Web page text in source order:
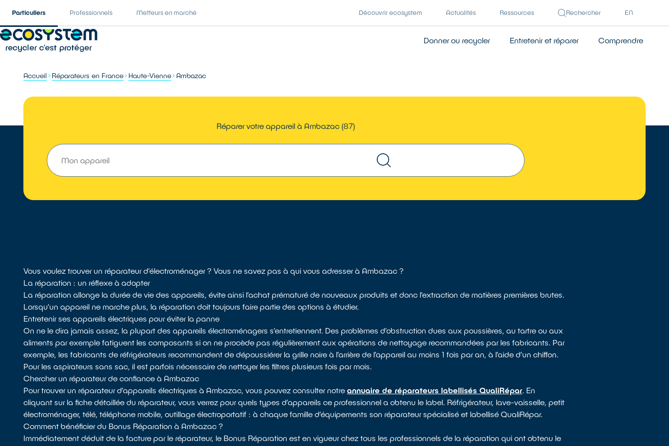
Particuliers Professionnels Metteurs en marché Découvrir ecosystem Actualités Ressources Rechercher EN
Donner ou recycler Entretenir et réparer Comprendre
Accueil Réparateurs en France Haute-Vienne Ambazac
Réparer votre appareil à Ambazac (87)
Vous voulez trouver un réparateur d’électroménager ? Vous ne savez pas à qui vous adresser à Ambazac ?
La réparation : un réflexe à adopter
La réparation allonge la durée de vie des appareils, évite ainsi l’achat prématuré de nouveaux produits et donc l’extraction de matières premières brutes.
Lorsqu’un appareil ne marche plus, la réparation doit toujours faire partie des options à étudier.
Entretenir ses appareils électriques pour éviter la panne
On ne le dira jamais assez, la plupart des appareils électroménagers s’entretiennent. Des problèmes d’obstruction dues aux poussières, au tartre ou aux
aliments par exemple fatiguent les composants si on ne procède pas régulièrement aux opérations de nettoyage recommandées par les fabricants. Par
exemple, les fabricants de réfrigérateurs recommandent de dépoussiérer la grille noire à l’arrière de l’appareil au moins 1 fois par an, à l’aide d’un chiffon.
Pour les aspirateurs sans sac, il est parfois nécessaire de nettoyer les filtres plusieurs fois par mois.
Chercher un réparateur de confiance à Ambazac
Pour trouver un réparateur d’appareils électriques à Ambazac, vous pouvez consulter notreannuaire de réparateurs labellisés QualiRépar. En
cliquant sur la fiche détaillée du réparateur, vous verrez pour quels types d’appareils ce professionnel a obtenu le label. Réfrigérateur, lave-vaisselle, petit
électroménager, télé, téléphone mobile, outillage électroportatif : à chaque famille d’équipements son réparateur spécialisé et labellisé QualiRépar.
Comment bénéficier du Bonus Réparation à Ambazac ?
Immédiatement déduit de la facture par le réparateur, le Bonus Réparation est en vigueur chez tous les professionnels de la réparation qui ont obtenu le